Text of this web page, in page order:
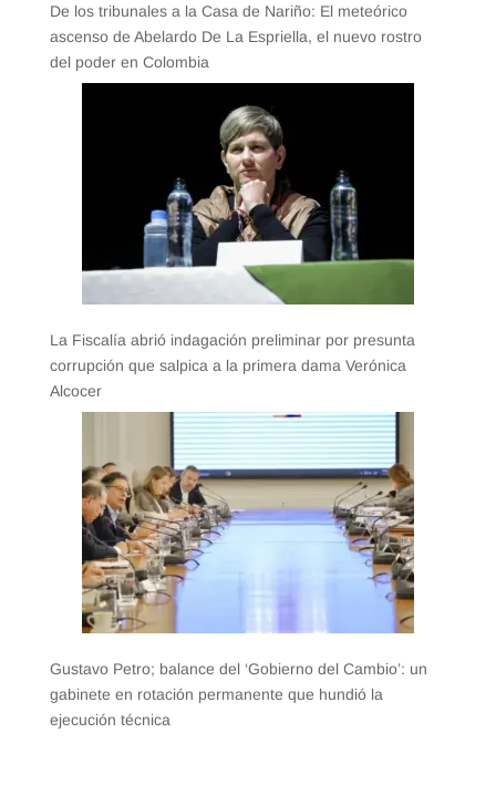
De los tribunales a la Casa de Nariño: El meteórico
ascenso de Abelardo De La Espriella, el nuevo rostro
del poder en Colombia
La Fiscalía abrió indagación preliminar por presunta
corrupción que salpica a la primera dama Verónica
Alcocer
Gustavo Petro; balance del ‘Gobierno del Cambio’: un
gabinete en rotación permanente que hundió la
ejecución técnica